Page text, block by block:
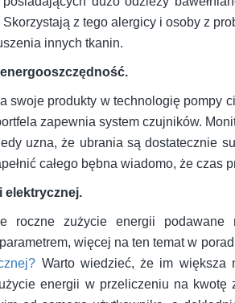
Skorzystają z tego alergicy i osoby z
innych tkanin.
swoje produkty w technologię pompy
zapewnia system czujników.
uzna, że ubrania są dostatecznie
całego bębna wiadomo, że
elektrycznej.
roczne zużycie energii
więcej na ten temat w
Warto wiedzieć, że im większa
energii w przeliczeniu na